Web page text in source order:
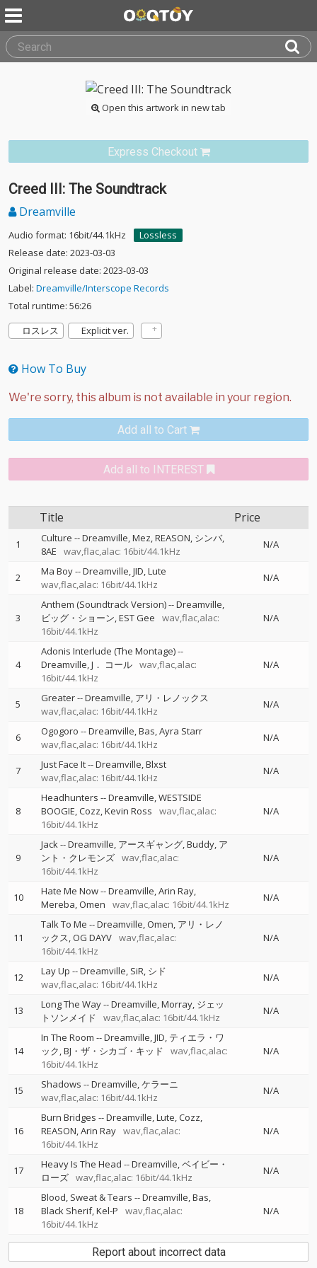
Open this artwork in new tab
Express Checkout
Creed III: The Soundtrack
Dreamville
Audio format: 16bit/44.1kHz
Lossless
Release date: 2023-03-03
Original release date: 2023-03-03
Label: Dreamville/Interscope Records
Total runtime: 56:26
ロスレス
Explicit ver.
How To Buy
Add all to Cart
Add all to INTEREST
Title Price
1 Culture --Dreamville Mez REASON シンバ
8AE
wav,flac,alac: 16bit/44.1kHz
N/A
2 Ma Boy--Dreamville JID Lute
wav,flac,alac: 16bit/44.1kHz
N/A
3
Anthem (Soundtrack Version)--Dreamville
ビッグ・ショーン EST Gee
wav,flac,alac:
16bit/44.1kHz
N/A
4
Adonis Interlude (The Montage)--
Dreamville J． コール wav,flac,alac:
16bit/44.1kHz
N/A
5 Greater--Dreamville アリ・レノックス
wav,flac,alac: 16bit/44.1kHz
N/A
6 Ogogoro --Dreamville Bas Ayra Starr
wav,flac,alac: 16bit/44.1kHz
N/A
7 Just Face It--Dreamville Blxst
wav,flac,alac: 16bit/44.1kHz
N/A
8
Headhunters --Dreamville WESTSIDE
BOOGIE Cozz Kevin Ross
wav,flac,alac:
16bit/44.1kHz
N/A
9
Jack--Dreamville アースギャング Buddy ア
ント・クレモンズ wav,flac,alac:
16bit/44.1kHz
N/A
10 Hate Me Now--Dreamville Arin Ray
Mereba Omen wav,flac,alac: 16bit/44.1kHz
N/A
11
Talk To Me --Dreamville Omen アリ・レノ
ックス OG DAYV wav,flac,alac:
16bit/44.1kHz
N/A
12 Lay Up --Dreamville SiR シド
wav,flac,alac: 16bit/44.1kHz
N/A
13 Long The Way--Dreamville Morray ジェッ
トソンメイド
wav,flac,alac: 16bit/44.1kHz
N/A
14
In The Room --Dreamville JID ティエラ・ワ
ック BJ・ザ・シカゴ・キッド
wav,flac,alac:
16bit/44.1kHz
N/A
15 Shadows --Dreamville ケラーニ
wav,flac,alac: 16bit/44.1kHz
N/A
16
Burn Bridges --Dreamville Lute Cozz
REASON Arin Ray wav,flac,alac:
16bit/44.1kHz
N/A
17 Heavy Is The Head --Dreamville ベイビー・
ローズ wav,flac,alac: 16bit/44.1kHz
N/A
18
Blood, Sweat & Tears --Dreamville Bas
Black Sherif Kel-P
wav,flac,alac:
16bit/44.1kHz
N/A
Report about incorrect data